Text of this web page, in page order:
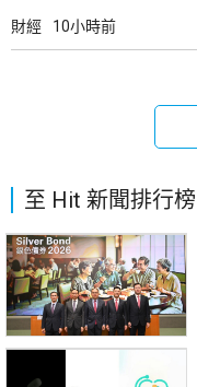
財經 10小時前
至 Hit 新聞排行榜